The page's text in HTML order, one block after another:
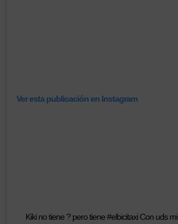
Ver esta publicación en Instagram
Kiki no tiene ? pero tiene #elbicitaxi Con uds mi